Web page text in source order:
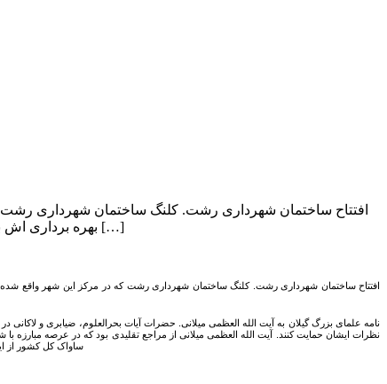
بهره برداری اش به بعد از تکمیلش موکول شد. (۱۳۰۵ ش) (روبرت واهانیان به نقل از روزنامه پرورش، اردیبهشت […]
نظرات ایشان حمایت کنند. آیت الله العظمی میلانی از مراجع تقلیدی بود که در عرصه مبارزه
ساواک کل کشور از این نامه نگاری،